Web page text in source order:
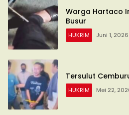
Warga Hartaco
Busur
HUKRIM Juni 1, 2026
Tersulut
HUKRIM Mei 22,